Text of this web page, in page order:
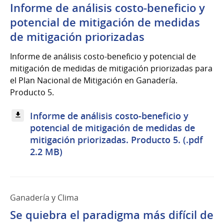
Informe de análisis costo-beneficio y
potencial de mitigación de medidas
de mitigación priorizadas
Informe de análisis costo-beneficio y potencial de
mitigación de medidas de mitigación priorizadas para
el Plan Nacional de Mitigación en Ganadería.
Producto 5.
Informe de análisis costo-beneficio y
potencial de mitigación de medidas de
mitigación priorizadas. Producto 5. (.pdf
2.2 MB)
Ganadería y Clima
Se quiebra el paradigma más difícil de